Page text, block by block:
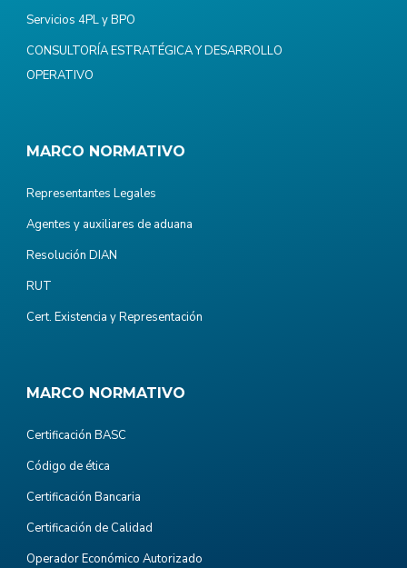
Servicios 4PL y BPO
CONSULTORÍA ESTRATÉGICA Y DESARROLLO
OPERATIVO
MARCO NORMATIVO
Representantes Legales
Agentes y auxiliares de aduana
Resolución DIAN
RUT
Cert. Existencia y Representación
MARCO NORMATIVO
Certificación BASC
Código de ética
Certificación Bancaria
Certificación de Calidad
Operador Económico Autorizado